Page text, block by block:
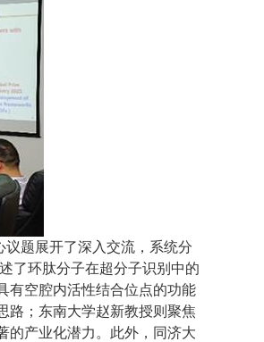
题展开了深入交流，系统分
了环肽分子在超分子识别中的
有空腔内活性结合位点的功能
路；东南大学赵新教授则聚焦
的产业化潜力。此外，同济大